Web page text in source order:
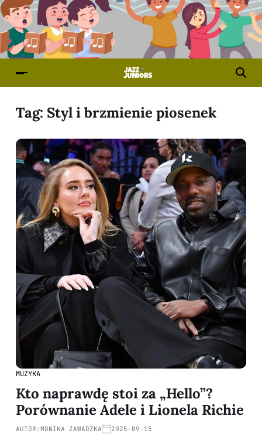
Tag: Styl i brzmienie piosenek
MUZYKA
Kto naprawdę stoi za „Hello”?
Porównanie Adele i Lionela Richie
AUTOR: MONIKA ZAWADZKA 2025-09-15